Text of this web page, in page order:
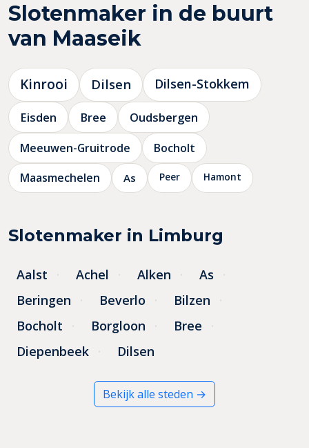
Slotenmaker in de buurt
van Maaseik
Kinrooi Dilsen Dilsen-Stokkem
Eisden Bree Oudsbergen
Meeuwen-Gruitrode
Bocholt
Maasmechelen
As Peer Hamont
Slotenmaker in Limburg
Aalst Achel Alken
As
Beringen
Beverlo
Bilzen
Bocholt
Borgloon
Bree
Diepenbeek
Dilsen
Bekijk alle steden →